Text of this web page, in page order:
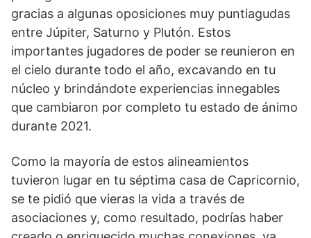
gracias a algunas oposiciones muy puntiagudas
entre Júpiter, Saturno y Plutón. Estos
importantes jugadores de poder se reunieron en
el cielo durante todo el año, excavando en tu
núcleo y brindándote experiencias innegables
que cambiaron por completo tu estado de ánimo
durante 2021.
Como la mayoría de estos alineamientos
tuvieron lugar en tu séptima casa de Capricornio,
se te pidió que vieras la vida a través de
asociaciones y, como resultado, podrías haber